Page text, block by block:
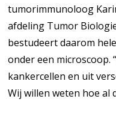
tumorimmunoloog
afdeling Tumor
bestudeert daarom
onder een microscoop.
kankercellen en uit
Wij willen weten hoe al